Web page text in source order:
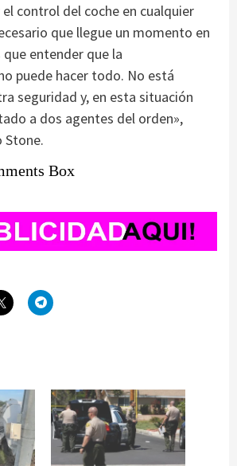
control del coche en cualquier
que llegue un momento en
entender que la
puede hacer todo. No está
seguridad y, en esta situación
a dos agentes del orden»,
Stone.
Box